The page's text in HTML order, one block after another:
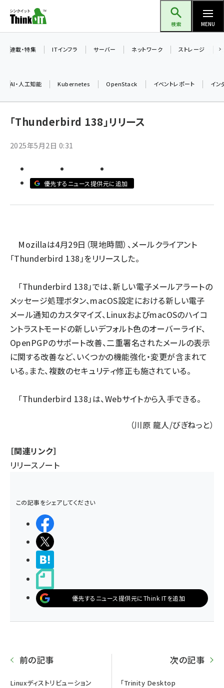
ン
ツ
検索 MENU
iot女子会 (2281)
北海道をのんびり旅する晴山佳須夫のヒント集！ (2037)
drupal (1956)
genai (1484)
ai crunch (1355)
連載・特集 ITインフラ サーバー ネットワーク ストレージ
AI・人工知能 Kubernetes OpenStack イベントレポート イン
「Thunderbird 138」リリース
2025年5月2日 0:31
優先するニュース提供元に追加
Mozillaは4月29日（現地時間）、メールクライアント
「Thunderbird 138」をリリースした。
「Thunderbird 138」では、新しい電子メールアラートの
メッセージ処理ボタン、macOS設定における新しい電子
メール通知のカスタマイズ、LinuxおよびmacOSのハイコ
ントラストモードの新しいデフォルト色のオーバーライド、
OpenPGPのサポート改善、二重署名されたメールの表示
に関する改善など、いくつかの機能強化・変更が含まれて
いる。また、複数のセキュリティ修正も施されている。
「Thunderbird 138」は、Webサイトから入手できる。
（川原 龍人/びぎねっと）
［関連リンク］
リリースノート
この記事をシェアしてください
優先するニュース提供元にThink ITを追加
前の記事
Linuxディストリビューション
次の記事
「Trinity Desktop